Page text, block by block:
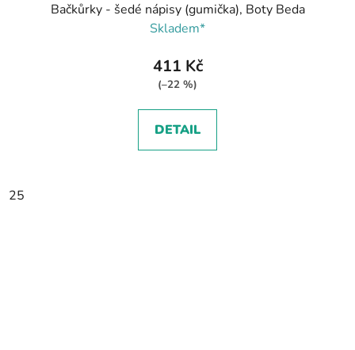
Bačkůrky - šedé nápisy (gumička), Boty Beda
Skladem*
411 Kč
(–22 %)
DETAIL
25